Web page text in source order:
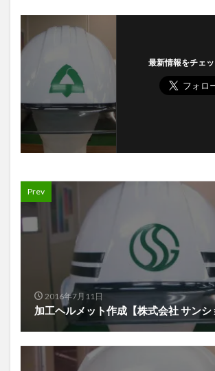
最新情報をチェッ
Prev
2016年7月11日
加工ヘルメット作成【株式会社 サンシ